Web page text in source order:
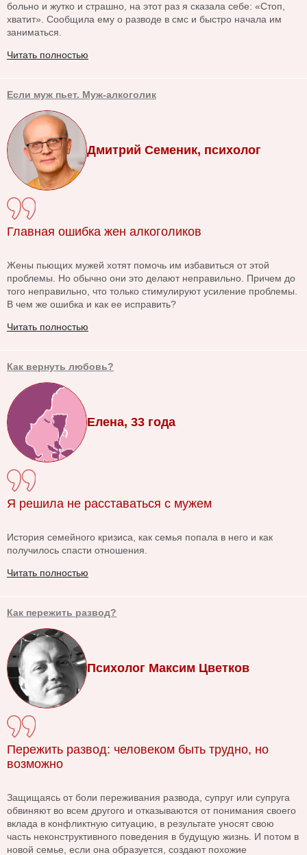
больно и жутко и страшно, на этот раз я сказала себе: «Стоп,
хватит». Сообщила ему о разводе в смс и быстро начала им
заниматься.
Читать полностью
Если муж пьет. Муж-алкоголик
Дмитрий Семеник, психолог
Главная ошибка жен алкоголиков
Жены пьющих мужей хотят помочь им избавиться от этой
проблемы. Но обычно они это делают неправильно. Причем до
того неправильно, что только стимулируют усиление проблемы.
В чем же ошибка и как ее исправить?
Читать полностью
Как вернуть любовь?
Елена, 33 года
Я решила не расставаться с мужем
История семейного кризиса, как семья попала в него и как
получилось спасти отношения.
Читать полностью
Как пережить развод?
Психолог Максим Цветков
Пережить развод: человеком быть трудно, но
возможно
Защищаясь от боли переживания развода, супруг или супруга
обвиняют во всем другого и отказываются от понимания своего
вклада в конфликтную ситуацию, в результате уносят свою
часть неконструктивного поведения в будущую жизнь. И потом в
новой семье, если она образуется, создают похожие